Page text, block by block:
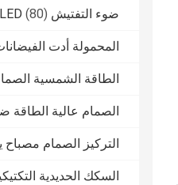
ضوء التفتيش LED (80)
المحمولة أدت
الطاقة الشمسية
الصمام عالية الطاقة
التركيز الصمام مصباح
السكك الحديدية